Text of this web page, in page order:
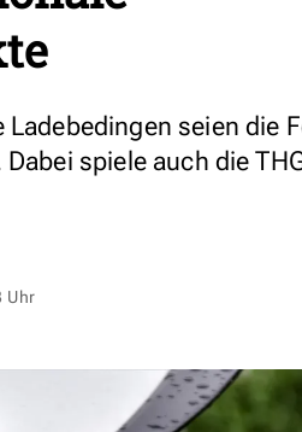
seien die
spiele auch die
Uhr